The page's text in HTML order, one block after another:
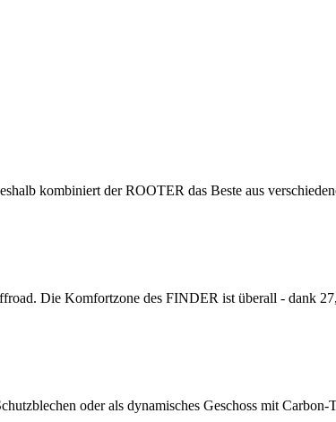
kombiniert der ROOTER das Beste aus
Die Komfortzone des FINDER ist überall - dank
oder als dynamisches Geschoss mit